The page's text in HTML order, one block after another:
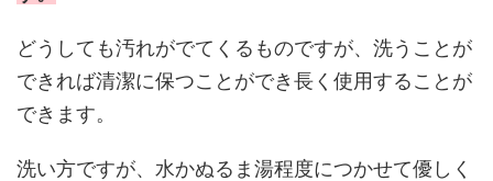
どうしても汚れがでてくるものですが、洗うことが
できれば清潔に保つことができ長く使用することが
できます。
洗い方ですが、水かぬるま湯程度につかせて優しく